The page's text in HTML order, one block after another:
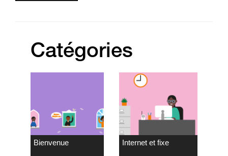
Catégories
Bienvenue Internet et fixe